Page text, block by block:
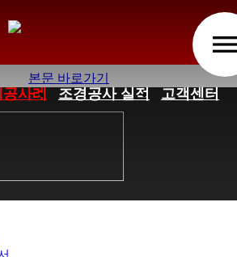
물공사 1 페이지
본문 바로가기
사례 조경공사 실적 고객센터